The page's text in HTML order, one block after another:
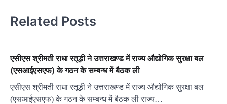
Related Posts
एसीएस श्रीमती राधा रतूड़ी ने उत्तराखण्ड में राज्य औद्योगिक सुरक्षा बल
(एसआईएसएफ) के गठन के सम्बन्ध में बैठक ली
एसीएस श्रीमती राधा रतूड़ी ने उत्तराखण्ड में राज्य औद्योगिक सुरक्षा बल
(एसआईएसएफ) के गठन के सम्बन्ध में बैठक ली राज्य…